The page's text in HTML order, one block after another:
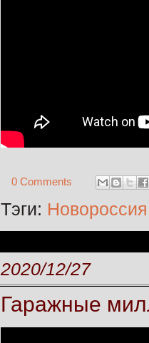
0 Comments
Тэги: Новороссия
2020/12/27
Гаражные